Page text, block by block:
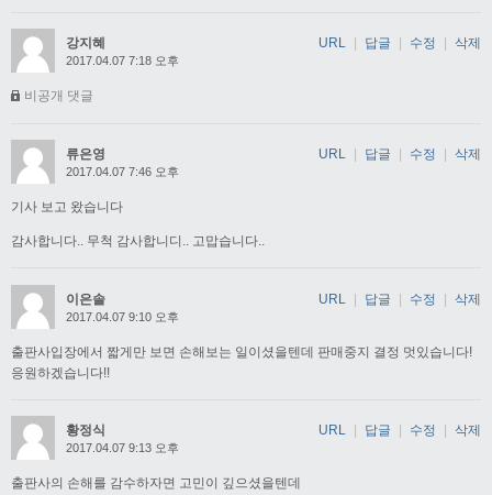
강지혜
2017.04.07 7:18 오후
비공개 댓글
URL 답글 수정 삭제
류은영
2017.04.07 7:46 오후
기사 보고 왔습니다
감사합니다.. 무척 감사합니디.. 고맙습니다..
URL 답글 수정 삭제
이은솔
2017.04.07 9:10 오후
출판사입장에서 짧게만 보면 손해보는 일이셨을텐데 판매중지 결정 멋있습니다!
응원하겠습니다!!
URL | 답글 | 수정 | 삭제
황정식
2017.04.07 9:13 오후
출판사의 손해를 감수하자면 고민이 깊으셨을텐데
URL 답글 수정 삭제